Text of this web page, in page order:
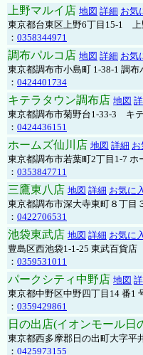
上野マルイ店 地図 詳細 お気
東京都台東区上野6丁目15-1 上
： 0358344971
調布パルコ店 地図 詳細 お気
東京都調布市小島町 1-38-1 調布
： 0424401734
キテラタウン調布店 地図
東京都調布市菊野台1-33-3 キ
： 0424436151
ホームズ仙川店 地図 詳細
東京都調布市若葉町2丁目1-7 ホ
： 0353847711
三鷹東八店 地図 詳細 お気に
東京都調布市深大寺東町８丁目
： 0422706531
池袋東武店 地図 詳細 お気に
豊島区西池袋1-1-25 東武百貨
： 0359531011
パークシティ中野店 地図
東京都中野区中野四丁目14 番1
： 0359429861
日の出店(イオンモール日
東京都西多摩郡日の出町大字平
： 0425973155